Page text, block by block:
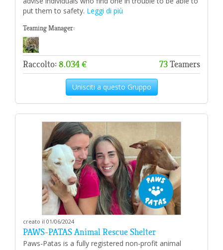
put them to safety. Leggi di più
Teaming Manager:
Raccolto: 8.034 € 73Teamers
Unisciti a questo Gruppo
creato il 01/06/2024
PAWS-PATAS Animal Rescue Shelter
Paws-Patas is a fully registered non-profit animal